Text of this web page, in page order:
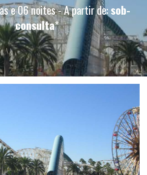
e 06 noites - A partir de:sob-
consulta*